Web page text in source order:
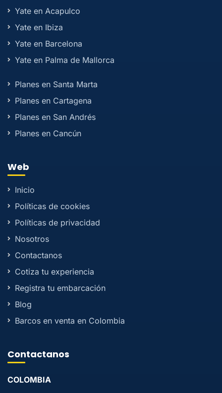
Yate en Acapulco
Yate en Ibiza
Yate en Barcelona
Yate en Palma de Mallorca
Planes en Santa Marta
Planes en Cartagena
Planes en San Andrés
Planes en Cancún
Web
Inicio
Políticas de cookies
Políticas de privacidad
Nosotros
Contactanos
Cotiza tu experiencia
Registra tu embarcación
Blog
Barcos en venta en Colombia
Contactanos
COLOMBIA